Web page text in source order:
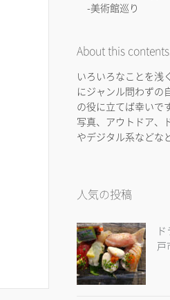
-美術館巡り
About this
いろいろなことを浅
にジャンル問わずの
の役に立てば幸いで
写真、アウトドア、
やデジタル系などな
人気の投稿
戸